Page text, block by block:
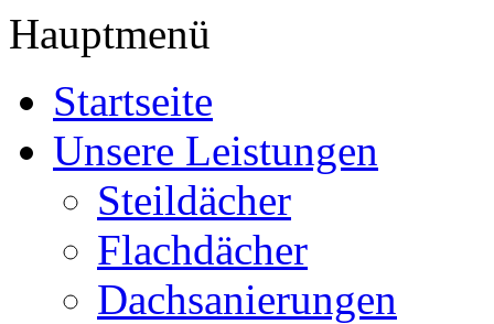
Hauptmenü
Startseite
Unsere Leistungen
Steildächer
Flachdächer
Dachsanierungen